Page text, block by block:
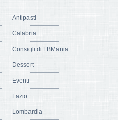
Antipasti
Calabria
Consigli di FBMania
Dessert
Eventi
Lazio
Lombardia